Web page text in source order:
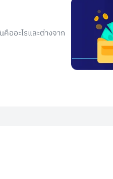
ออะไรและต่างจาก